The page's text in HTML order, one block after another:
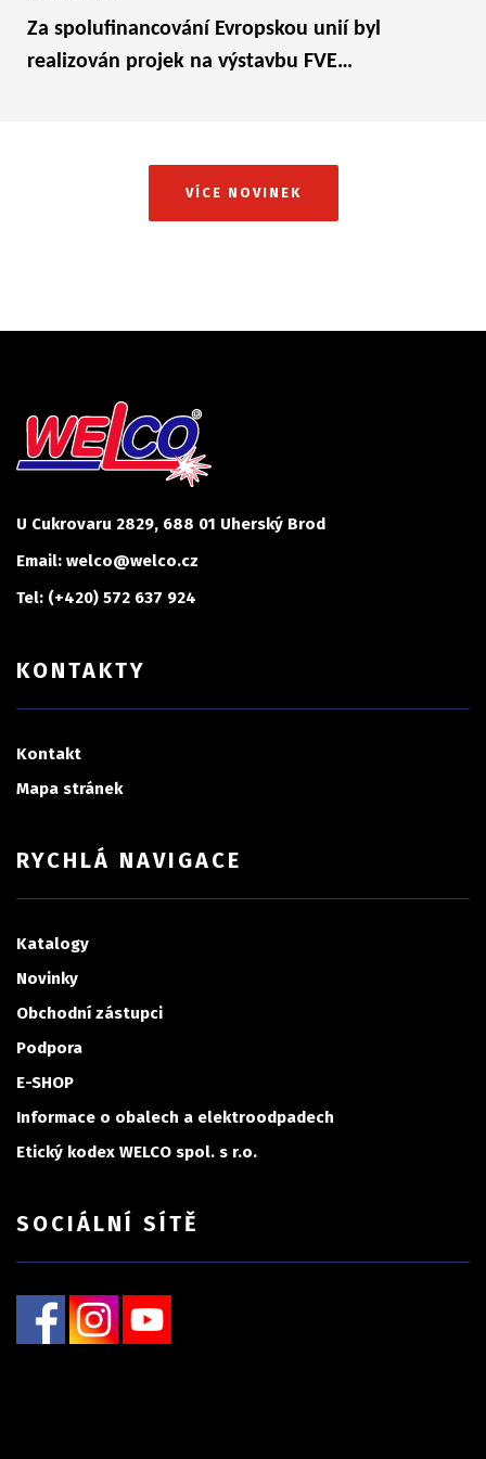
Za spolufinancování Evropskou unií byl
realizován projek na výstavbu FVE…
VÍCE NOVINEK
U Cukrovaru 2829, 688 01 Uherský Brod
Email: welco@welco.cz
Tel: (+420) 572 637 924
KONTAKTY
Kontakt
Mapa stránek
RYCHLÁ NAVIGACE
Katalogy
Novinky
Obchodní zástupci
Podpora
E-SHOP
Informace o obalech a elektroodpadech
Etický kodex WELCO spol. s r.o.
SOCIÁLNÍ SÍTĚ